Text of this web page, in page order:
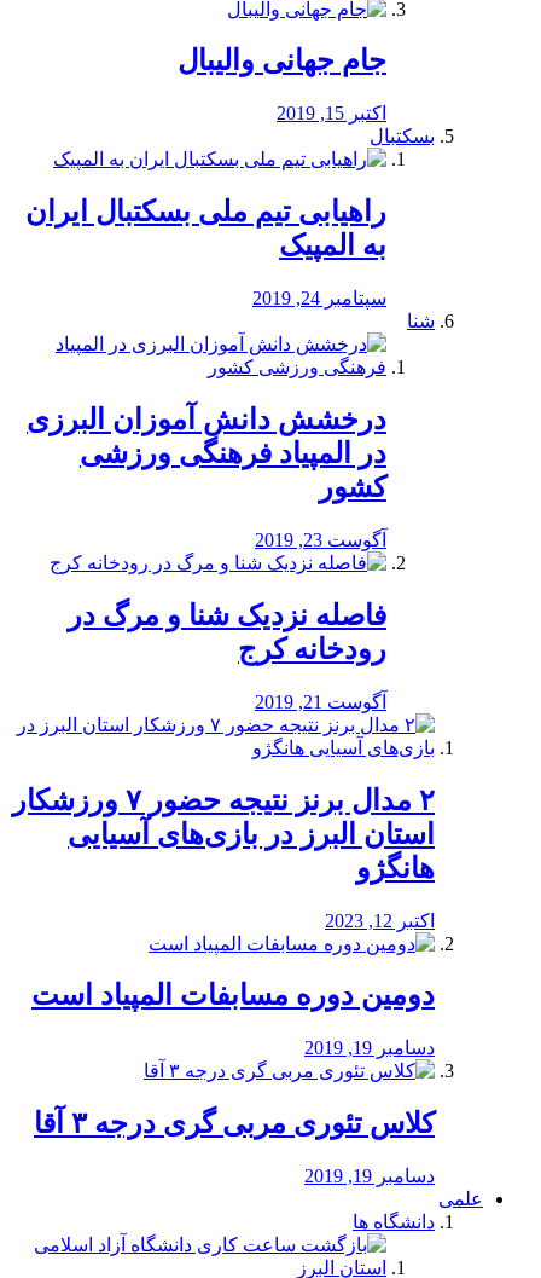
جام جهانی والیبال
اکتبر 15, 2019
بسکتبال
راهیابی تیم ملی بسکتبال ایران
به المپیک
سپتامبر 24, 2019
شنا
درخشش دانش آموزان البرزی
در المپیاد فرهنگی ورزشی
کشور
آگوست 23, 2019
️فاصله نزدیک شنا و مرگ در
رودخانه کرج
آگوست 21, 2019
۲ مدال برنز نتیجه حضور ۷ ورزشکار
استان البرز در بازی‌های آسیایی
هانگژو
اکتبر 12, 2023
دومین دوره مسابفات المپیاد است
دسامبر 19, 2019
کلاس تئوری مربی گری درجه ۳ آقا
دسامبر 19, 2019
علمی
دانشگاه ها